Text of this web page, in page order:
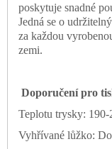
poskytuje snadné
Jedná se o
za každou
zemi.
Doporučení pro
Teplotu trysky: 190-
Vyhřívané lůžko: